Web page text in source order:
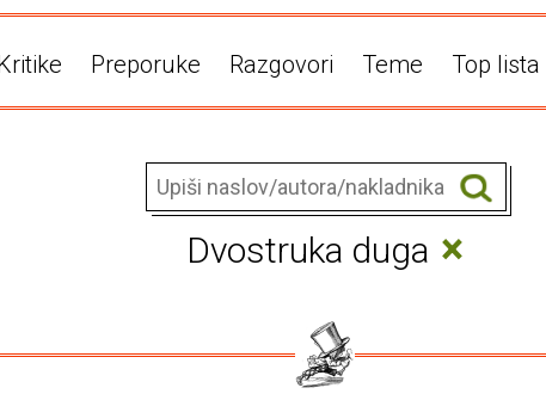
Preporuke Razgovori Teme Top
Dvostruka duga ×